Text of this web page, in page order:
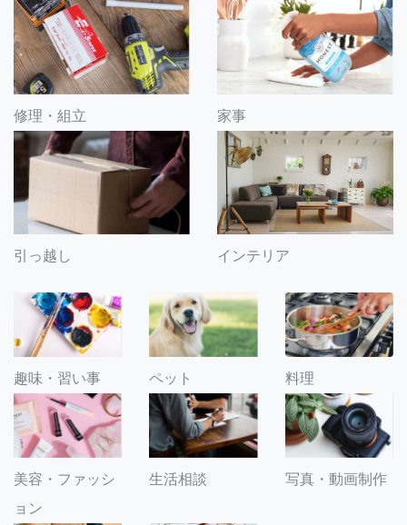
修理・組立 家事
引っ越し インテリア
趣味・習い事 ペット 料理
美容・ファッシ
ョン
生活相談 写真・動画制作